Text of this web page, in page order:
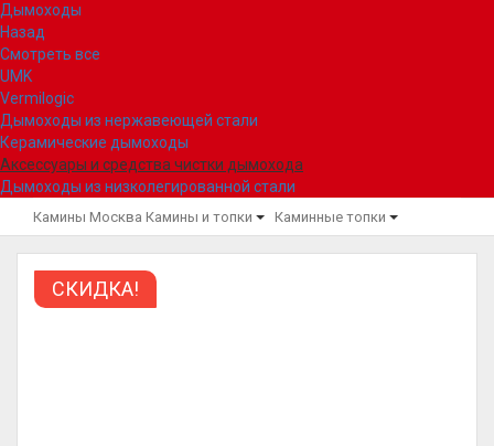
Дымоходы
Назад
Смотреть все
UMK
Vermilogic
Дымоходы из нержавеющей стали
Керамические дымоходы
Аксессуары и средства чистки дымохода
Дымоходы из низколегированной стали
Камины Москва Камины и топки Каминные топки
СКИДКА!